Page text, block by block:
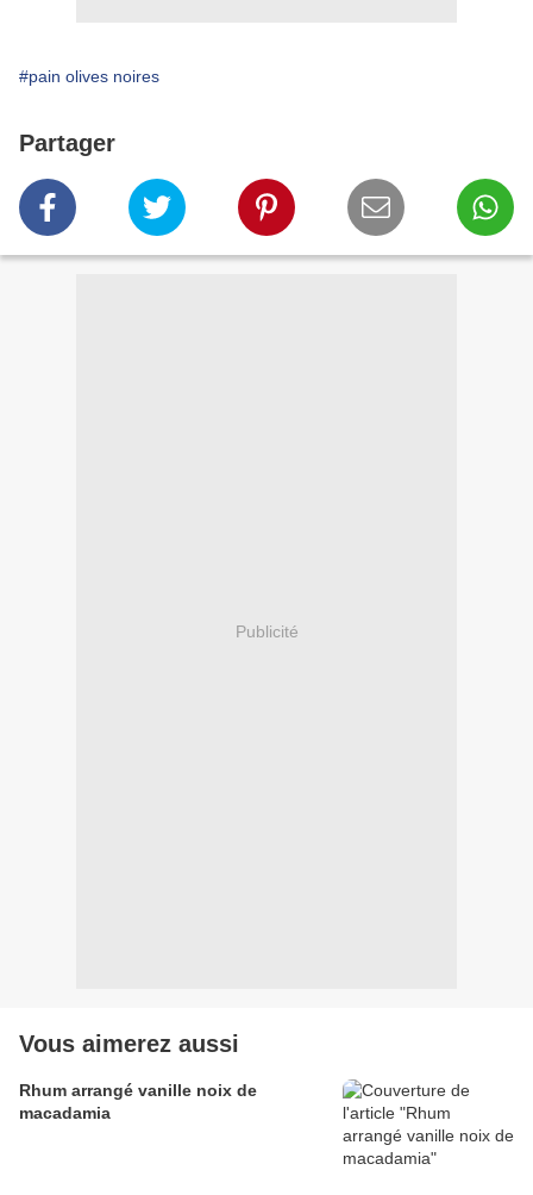
#pain olives noires
Partager
Publicité
Vous aimerez aussi
Rhum arrangé vanille noix de
macadamia